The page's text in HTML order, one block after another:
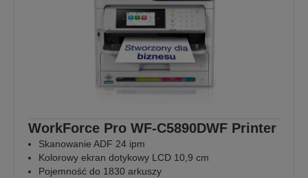
WorkForce Pro WF-C5890DWF Printer
Skanowanie ADF 24 ipm
Kolorowy ekran dotykowy LCD 10,9 cm
Pojemność do 1830 arkuszy